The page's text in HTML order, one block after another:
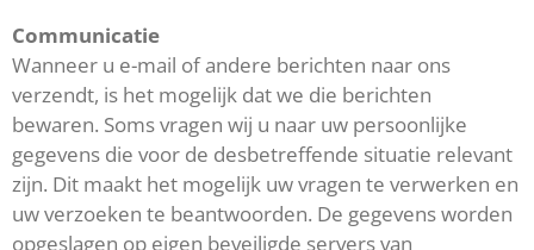
Communicatie
Wanneer u e-mail of andere berichten naar ons
verzendt, is het mogelijk dat we die berichten
bewaren. Soms vragen wij u naar uw persoonlijke
gegevens die voor de desbetreffende situatie relevant
zijn. Dit maakt het mogelijk uw vragen te verwerken en
uw verzoeken te beantwoorden. De gegevens worden
opgeslagen op eigen beveiligde servers van